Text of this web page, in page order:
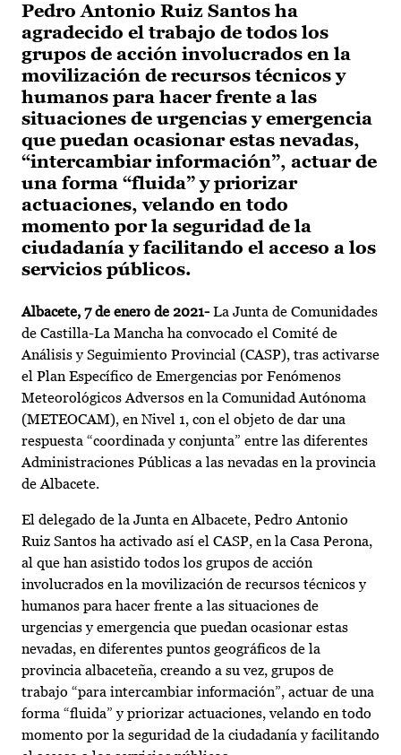
Pedro Antonio Ruiz Santos ha
agradecido el trabajo de todos los
grupos de acción involucrados en la
movilización de recursos técnicos y
humanos para hacer frente a las
situaciones de urgencias y emergencia
que puedan ocasionar estas nevadas,
“intercambiar información”, actuar de
una forma “fluida” y priorizar
actuaciones, velando en todo
momento por la seguridad de la
ciudadanía y facilitando el acceso a los
servicios públicos.
Albacete, 7 de enero de 2021- La Junta de Comunidades
de Castilla-La Mancha ha convocado el Comité de
Análisis y Seguimiento Provincial (CASP), tras activarse
el Plan Específico de Emergencias por Fenómenos
Meteorológicos Adversos en la Comunidad Autónoma
(METEOCAM), en Nivel 1, con el objeto de dar una
respuesta “coordinada y conjunta” entre las diferentes
Administraciones Públicas a las nevadas en la provincia
de Albacete.
El delegado de la Junta en Albacete, Pedro Antonio
Ruiz Santos ha activado así el CASP, en la Casa Perona,
al que han asistido todos los grupos de acción
involucrados en la movilización de recursos técnicos y
humanos para hacer frente a las situaciones de
urgencias y emergencia que puedan ocasionar estas
nevadas, en diferentes puntos geográficos de la
provincia albaceteña, creando a su vez, grupos de
trabajo “para intercambiar información”, actuar de una
forma “fluida” y priorizar actuaciones, velando en todo
momento por la seguridad de la ciudadanía y facilitando